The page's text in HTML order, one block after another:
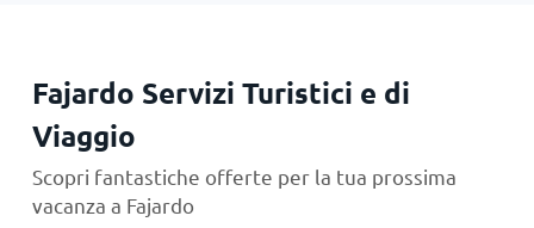
Fajardo Servizi Turistici e di
Viaggio
Scopri fantastiche offerte per la tua prossima
vacanza a Fajardo